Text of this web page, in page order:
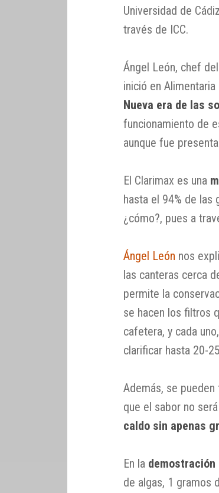
Universidad de
través de ICC.
Ángel León, chef
inició en
Nueva era de las
funcionamiento de
aunque fue
El Clarimax es una
hasta el 94% de las
¿cómo?, pues a
Ángel León nos
las canteras cerca
permite la
se hacen los filtros
cafetera, y cada
clarificar hasta 20-
Además, se
que el sabor no
caldo sin apenas
En la
de algas, 1 gramos